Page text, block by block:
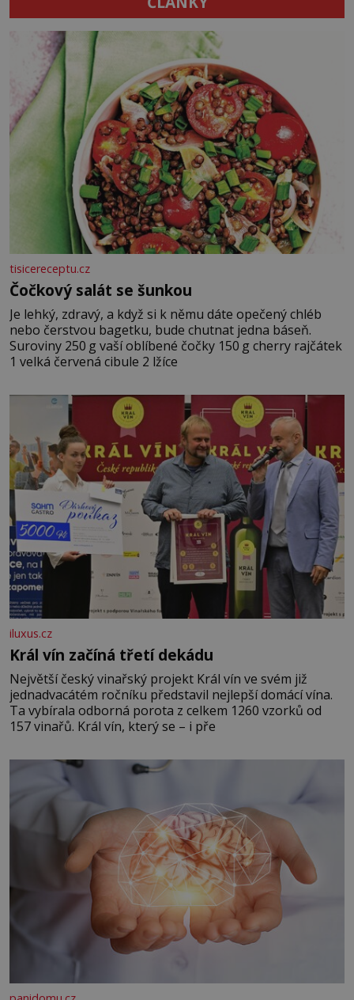
tisicereceptu.cz
Čočkový salát se šunkou
Je lehký, zdravý, a když si k němu dáte opečený chléb
nebo čerstvou bagetku, bude chutnat jedna báseň.
Suroviny 250 g vaší oblíbené čočky 150 g cherry rajčátek
1 velká červená cibule 2 lžíce
iluxus.cz
Král vín začíná třetí dekádu
Největší český vinařský projekt Král vín ve svém již
jednadvacátém ročníku představil nejlepší domácí vína.
Ta vybírala odborná porota z celkem 1260 vzorků od
157 vinařů. Král vín, který se – i pře